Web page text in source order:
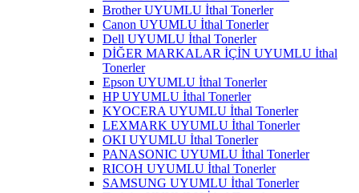
Brother UYUMLU İthal Tonerler
Canon UYUMLU İthal Tonerler
Dell UYUMLU İthal Tonerler
DİĞER MARKALAR İÇİN UYUMLU İthal
Tonerler
Epson UYUMLU İthal Tonerler
HP UYUMLU İthal Tonerler
KYOCERA UYUMLU İthal Tonerler
LEXMARK UYUMLU İthal Tonerler
OKI UYUMLU İthal Tonerler
PANASONIC UYUMLU İthal Tonerler
RICOH UYUMLU İthal Tonerler
SAMSUNG UYUMLU İthal Tonerler